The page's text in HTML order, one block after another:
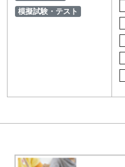
模擬試験・テスト